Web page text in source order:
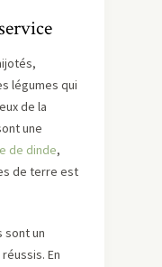
légumes qui
de la
une
de dinde,
de terre est
sont un
En